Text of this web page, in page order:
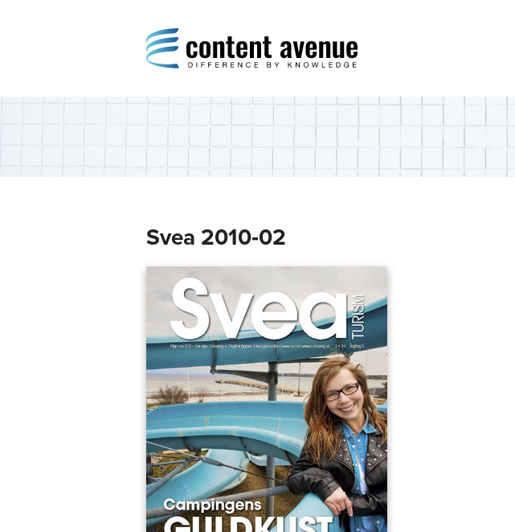
Difference by Knowledge
Svea 2010‑02